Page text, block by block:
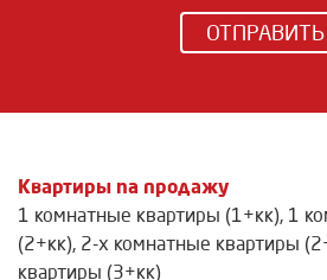
ОТПРАВИТЬ
Квартиры na продажу
1 комнатные квартиры (1+кк), 1
(2+кк), 2-х комнатные квартиры
квартиры (3+кк)